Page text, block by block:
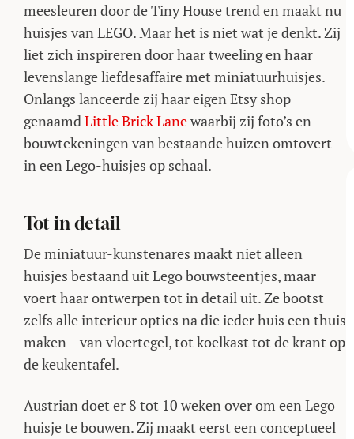
meesleuren door de Tiny House trend en maakt nu
huisjes van LEGO. Maar het is niet wat je denkt. Zij
liet zich inspireren door haar tweeling en haar
levenslange liefdesaffaire met miniatuurhuisjes.
Onlangs lanceerde zij haar eigen Etsy shop
genaamdLittle Brick Lanewaarbij zij foto’s en
bouwtekeningen van bestaande huizen omtovert
in een Lego-huisjes op schaal.
Tot in detail
De miniatuur-kunstenares maakt niet alleen
huisjes bestaand uit Lego bouwsteentjes, maar
voert haar ontwerpen tot in detail uit. Ze bootst
zelfs alle interieur opties na die ieder huis een thuis
maken – van vloertegel, tot koelkast tot de krant op
de keukentafel.
Austrian doet er 8 tot 10 weken over om een Lego
huisje te bouwen. Zij maakt eerst een conceptueel